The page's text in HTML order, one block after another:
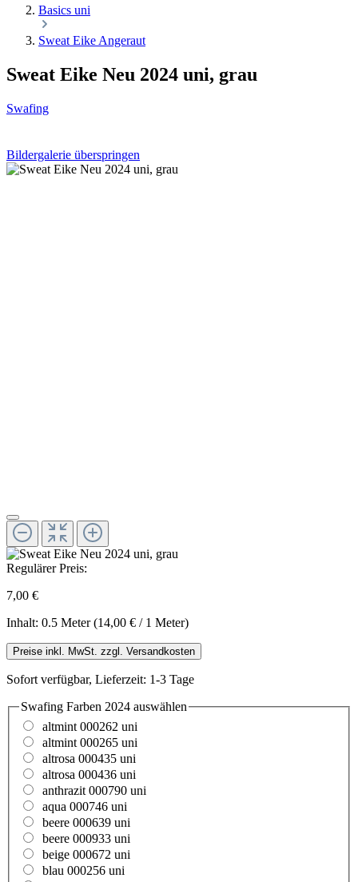
Basics uni
Sweat Eike Angeraut
Sweat Eike Neu 2024 uni, grau
Swafing
Bildergalerie überspringen
Regulärer Preis:
7,00 €
Inhalt: 0.5 Meter(14,00 € / 1 Meter)
Preise inkl. MwSt. zzgl. Versandkosten
Sofort verfügbar, Lieferzeit: 1-3 Tage
Swafing Farben 2024 auswählen
altmint 000262 uni
altmint 000265 uni
altrosa 000435 uni
altrosa 000436 uni
anthrazit 000790 uni
aqua 000746 uni
beere 000639 uni
beere 000933 uni
beige 000672 uni
blau 000256 uni